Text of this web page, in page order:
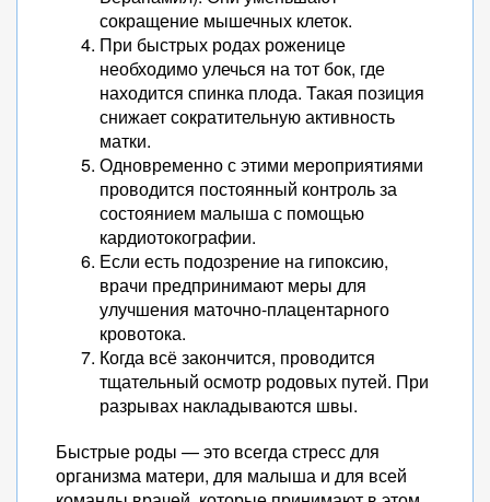
сокращение мышечных клеток.
При быстрых родах роженице
необходимо улечься на тот бок, где
находится спинка плода. Такая позиция
снижает сократительную активность
матки.
Одновременно с этими мероприятиями
проводится постоянный контроль за
состоянием малыша с помощью
кардиотокографии.
Если есть подозрение на гипоксию,
врачи предпринимают меры для
улучшения маточно-плацентарного
кровотока.
Когда всё закончится, проводится
тщательный осмотр родовых путей. При
разрывах накладываются швы.
Быстрые роды — это всегда стресс для
организма матери, для малыша и для всей